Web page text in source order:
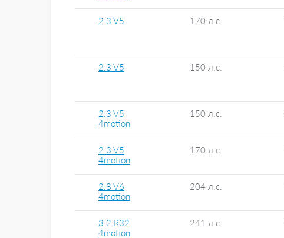
2.3 V5 170 л.с.
2.3 V5 150 л.с.
2.3 V5
4motion
150 л.с.
2.3 V5
4motion
170 л.с.
2.8 V6
4motion
204 л.с.
3.2 R32
4motion
241 л.с.